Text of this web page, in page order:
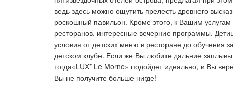
ведь здесь можно ощутить прелесть древнего
роскошный павильон. Кроме этого, к Вашим
ресторанов, интересные вечерние программы.
условия от детских меню в ресторане до
детском клубе. Если же Вы любите дальние заплывы
тогда«LUX* Le Morne» подойдет идеально, и Вы
Вы не получите больше нигде!